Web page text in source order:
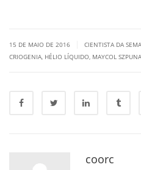
15 DE MAIO DE 2016 CIENTISTA DA
CRIOGENIA HÉLIO LÍQUIDO MAYCOL
coorc